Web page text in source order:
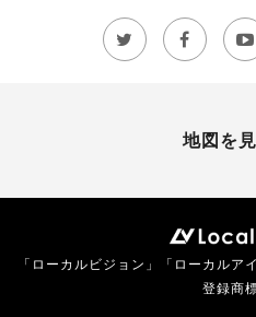
  
地図を
「ローカルビジョン」「ローカル
登録商